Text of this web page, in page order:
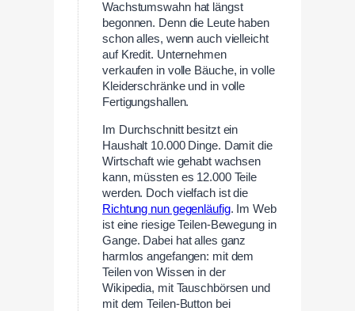
Wachstumswahn hat längst
begonnen. Denn die Leute haben
schon alles, wenn auch vielleicht
auf Kredit. Unternehmen
verkaufen in volle Bäuche, in volle
Kleiderschränke und in volle
Fertigungshallen.
Im Durchschnitt besitzt ein
Haushalt 10.000 Dinge. Damit die
Wirtschaft wie gehabt wachsen
kann, müssten es 12.000 Teile
werden. Doch vielfach ist die
Richtung nun gegenläufig. Im Web
ist eine riesige Teilen-Bewegung in
Gange. Dabei hat alles ganz
harmlos angefangen: mit dem
Teilen von Wissen in der
Wikipedia, mit Tauschbörsen und
mit dem Teilen-Button bei